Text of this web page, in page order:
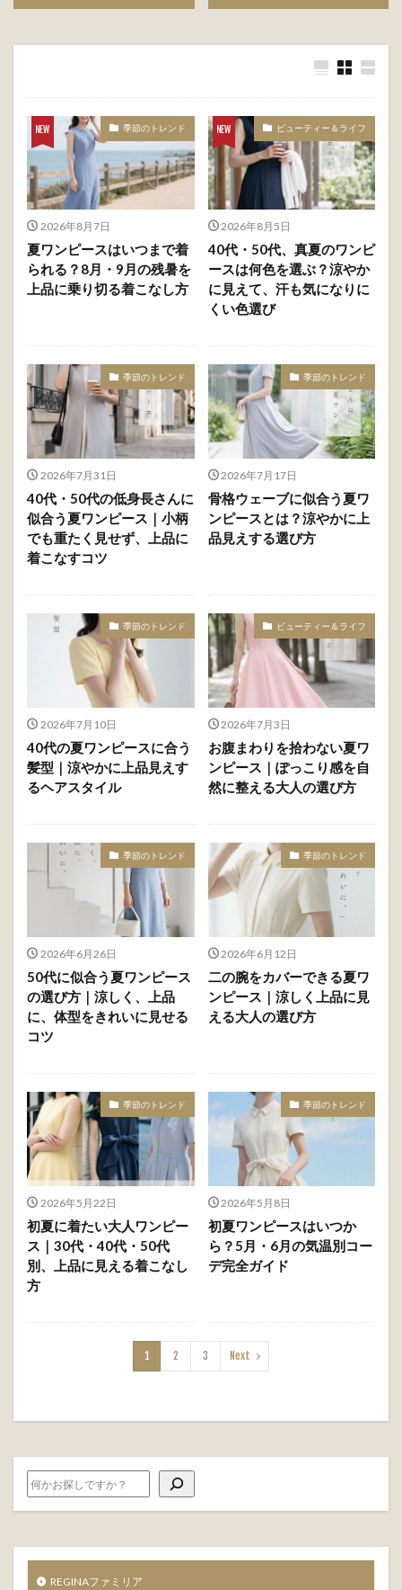
季節のトレンド
2026年8月7日
夏ワンピースはいつまで着
られる？8月・9月の残暑を
上品に乗り切る着こなし方
ビューティー＆ライフ
2026年8月5日
40代・50代、真夏のワンピ
ースは何色を選ぶ？涼やか
に見えて、汗も気になりに
くい色選び
季節のトレンド
2026年7月31日
40代・50代の低身長さんに
似合う夏ワンピース｜小柄
でも重たく見せず、上品に
着こなすコツ
季節のトレンド
2026年7月17日
骨格ウェーブに似合う夏ワ
ンピースとは？涼やかに上
品見えする選び方
季節のトレンド
2026年7月10日
40代の夏ワンピースに合う
髪型｜涼やかに上品見えす
るヘアスタイル
ビューティー＆ライフ
2026年7月3日
お腹まわりを拾わない夏ワ
ンピース｜ぽっこり感を自
然に整える大人の選び方
季節のトレンド
2026年6月26日
50代に似合う夏ワンピース
の選び方｜涼しく、上品
に、体型をきれいに見せる
コツ
季節のトレンド
2026年6月12日
二の腕をカバーできる夏ワ
ンピース｜涼しく上品に見
える大人の選び方
季節のトレンド
2026年5月22日
初夏に着たい大人ワンピー
ス｜30代・40代・50代
別、上品に見える着こなし
方
季節のトレンド
2026年5月8日
初夏ワンピースはいつか
ら？5月・6月の気温別コー
デ完全ガイド
1 2 3 Next
REGINAファミリア